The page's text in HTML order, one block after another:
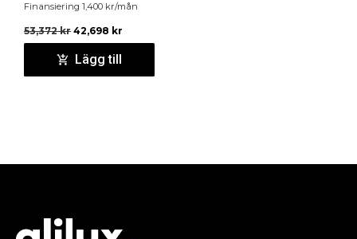
Finansiering 1,400 kr/mån
53,372kr 42,698 kr
Lägg till